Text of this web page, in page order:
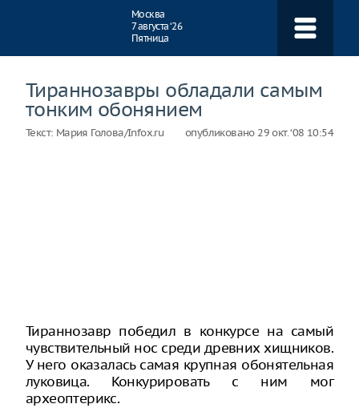
Москва
7 августа ‘26
Пятница
Тираннозавры обладали самым
тонким обонянием
Текст: Мария Голова/Infox.ru опубликовано 29 окт. ‘08 10:54
Тираннозавр победил в конкурсе на самый
чувствительный нос среди древних хищников.
У него оказалась самая крупная обонятельная
луковица. Конкурировать с ним мог
археоптерикс.